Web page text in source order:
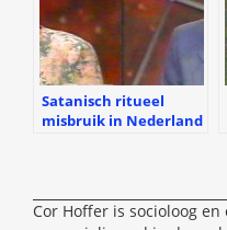
Satanisch ritueel
misbruik in Nederland
Cor Hoffer is socioloog